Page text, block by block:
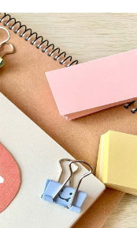
格2選
点
ポイント
産投資を成功させ